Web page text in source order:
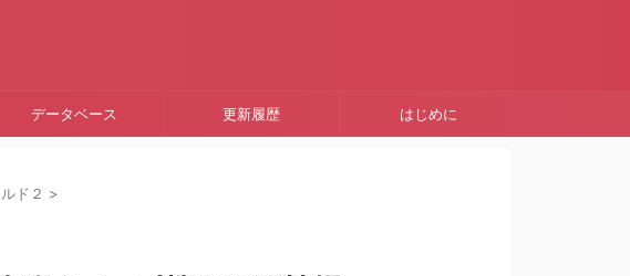
データベース 更新履歴 はじめに
ド２ >